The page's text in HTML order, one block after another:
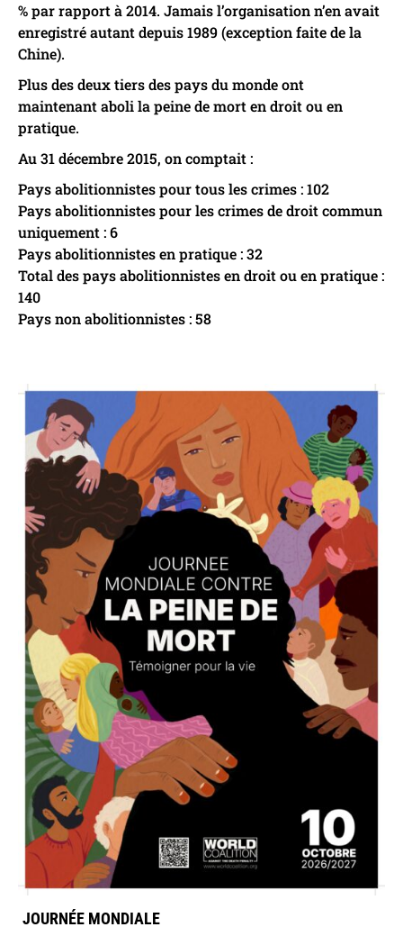
% par rapport à 2014. Jamais l’organisation n’en avait
enregistré autant depuis 1989 (exception faite de la
Chine).
Plus des deux tiers des pays du monde ont
maintenant aboli la peine de mort en droit ou en
pratique.
Au 31 décembre 2015, on comptait :
Pays abolitionnistes pour tous les crimes : 102
Pays abolitionnistes pour les crimes de droit commun
uniquement : 6
Pays abolitionnistes en pratique : 32
Total des pays abolitionnistes en droit ou en pratique :
140
Pays non abolitionnistes : 58
JOURNÉE MONDIALE